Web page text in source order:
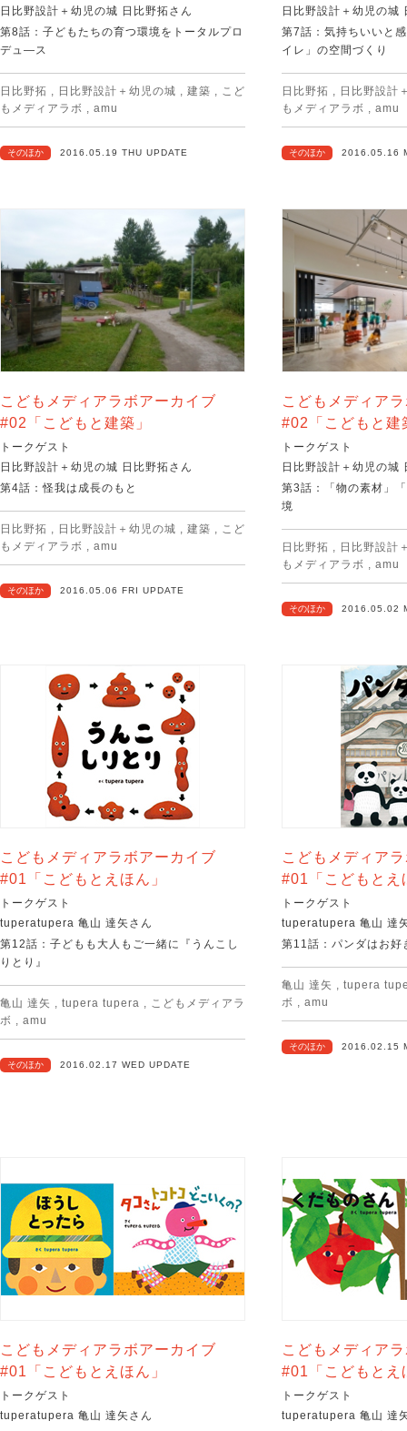
日比野設計＋幼児の城 日比野拓さん
第8話：子どもたちの育つ環境をトータルプロ
デュ―ス
日比野拓 , 日比野設計＋幼児の城 , 建築 , こど
もメディアラボ , amu
そのほか 2016.05.19 THU UPDATE
日比野設計＋幼児の城
第7話：気持ちいいと
イレ」の空間づくり
日比野拓 , 日比野設計
もメディアラボ , amu
そのほか 2016.05.16
こどもメディアラボアーカイブ
#02「こどもと建築」
トークゲスト
日比野設計＋幼児の城 日比野拓さん
第4話：怪我は成長のもと
日比野拓 , 日比野設計＋幼児の城 , 建築 , こど
もメディアラボ , amu
そのほか 2016.05.06 FRI UPDATE
こどもメディア
#02「こどもと建
トークゲスト
日比野設計＋幼児の城
第3話：「物の素材」
境
日比野拓 , 日比野設計
もメディアラボ , amu
そのほか 2016.05.02
こどもメディアラボアーカイブ
#01「こどもとえほん」
トークゲスト
tuperatupera 亀山 達矢さん
第12話：子どもも大人もご一緒に『うんこし
りとり』
亀山 達矢 , tupera tupera , こどもメディアラ
ボ , amu
そのほか 2016.02.17 WED UPDATE
こどもメディア
#01「こどもとえ
トークゲスト
tuperatupera 亀山 達
第11話：パンダはお好
亀山 達矢 , tupera
ボ , amu
そのほか 2016.02.15
こどもメディアラボアーカイブ
#01「こどもとえほん」
トークゲスト
tuperatupera 亀山 達矢さん
こどもメディア
#01「こどもとえ
トークゲスト
tuperatupera 亀山 達